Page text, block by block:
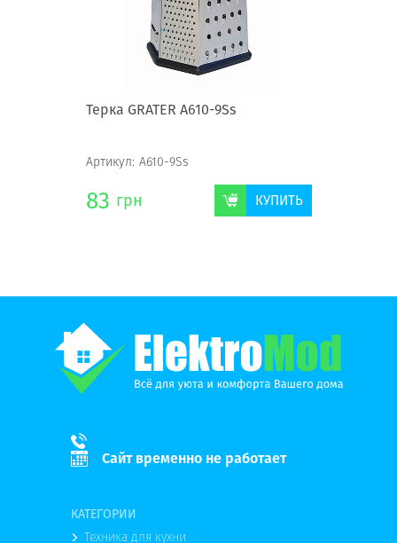
Терка GRATER А610-9Ss
Артикул: А610-9Ss
83 грн КУПИТЬ
Сайт временно не работает
КАТЕГОРИИ
Техника для кухни